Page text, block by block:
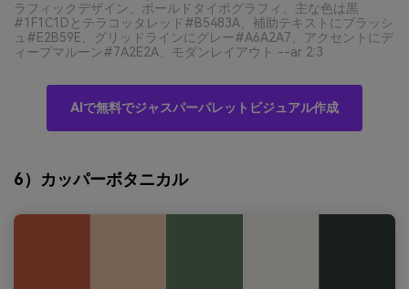
ラフィックデザイン、ボールドタイポグラフィ、主な色は黒
#1F1C1Dとテラコッタレッド#B5483A、補助テキストにブラッシ
ュ#E2B59E、グリッドラインにグレー#A6A2A7、アクセントにデ
ィープマルーン#7A2E2A、モダンレイアウト --ar 2:3
AIで無料でジャスパーパレットビジュアル作成
6）カッパーボタニカル